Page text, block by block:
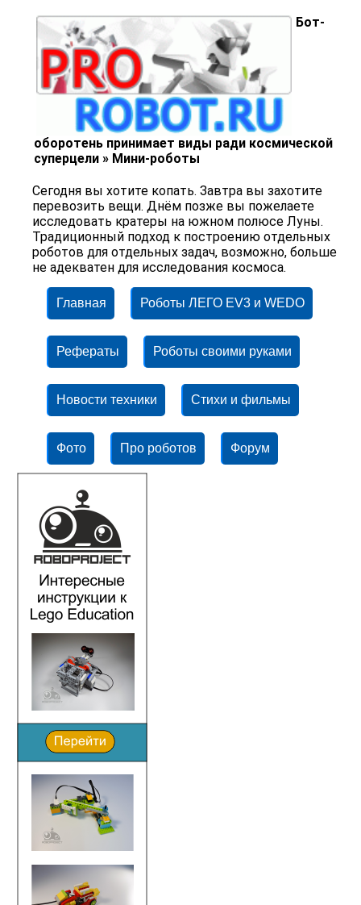
Бот-
оборотень принимает виды ради космической
суперцели » Мини-роботы
Сегодня вы хотите копать. Завтра вы захотите
перевозить вещи. Днём позже вы пожелаете
исследовать кратеры на южном полюсе Луны.
Традиционный подход к построению отдельных
роботов для отдельных задач, возможно, больше
не адекватен для исследования космоса.
Главная Роботы ЛЕГО EV3 и WEDO
Рефераты Роботы своими руками
Новости техники Стихи и фильмы
Фото Про роботов Форум